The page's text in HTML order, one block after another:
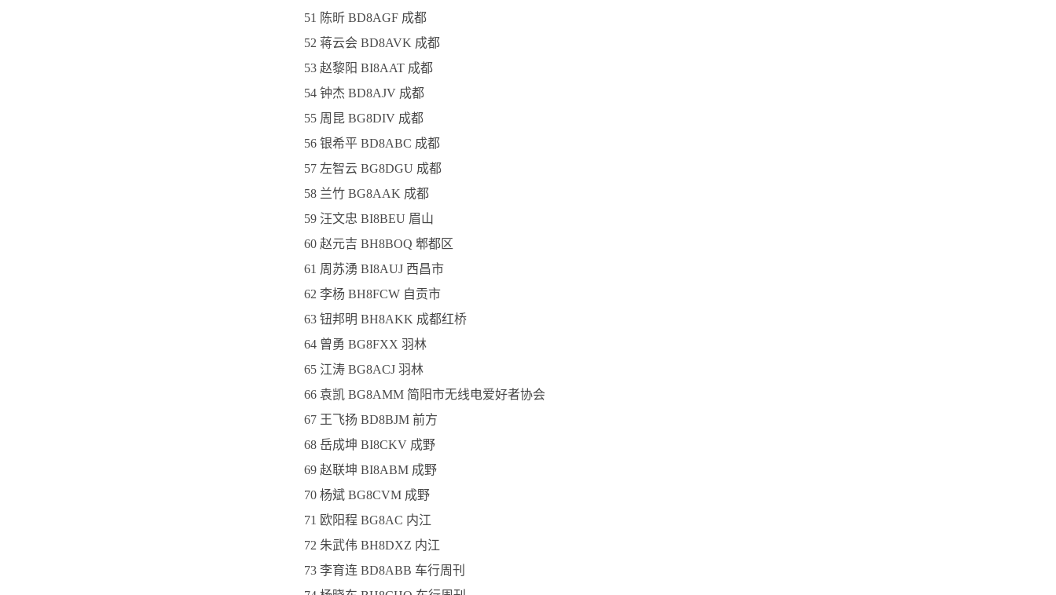
51 陈昕 BD8AGF 成都
52 蒋云会 BD8AVK 成都
53 赵黎阳 BI8AAT 成都
54 钟杰 BD8AJV 成都
55 周昆 BG8DIV 成都
56 银希平 BD8ABC 成都
57 左智云 BG8DGU 成都
58 兰竹 BG8AAK 成都
59 汪文忠 BI8BEU 眉山
60 赵元吉 BH8BOQ 郫都区
61 周苏湧 BI8AUJ 西昌市
62 李杨 BH8FCW 自贡市
63 钮邦明 BH8AKK 成都红桥
64 曾勇 BG8FXX 羽林
65 江涛 BG8ACJ 羽林
66 袁凯 BG8AMM 简阳市无线电爱好者协会
67 王飞扬 BD8BJM 前方
68 岳成坤 BI8CKV 成野
69 赵联坤 BI8ABM 成野
70 杨斌 BG8CVM 成野
71 欧阳程 BG8AC 内江
72 朱武伟 BH8DXZ 内江
73 李育连 BD8ABB 车行周刊